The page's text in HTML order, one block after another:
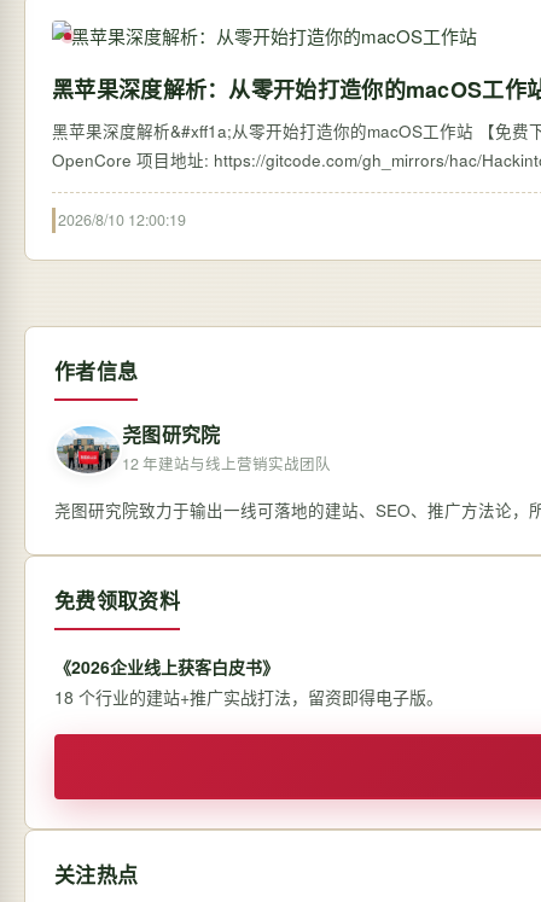
黑苹果深度解析：从零开始打造你的macOS工作
黑苹果深度解析&#xff1a;从零开始打造你的macOS工作站 【免
2026/8/10 12:00:19
作者信息
尧图研究院
12 年建站与线上营销实战团队
尧图研究院致力于输出一线可落地的建站、SEO、推广方法论，
免费领取资料
《2026企业线上获客白皮书》
18 个行业的建站+推广实战打法，留资即得电子版。
关注热点